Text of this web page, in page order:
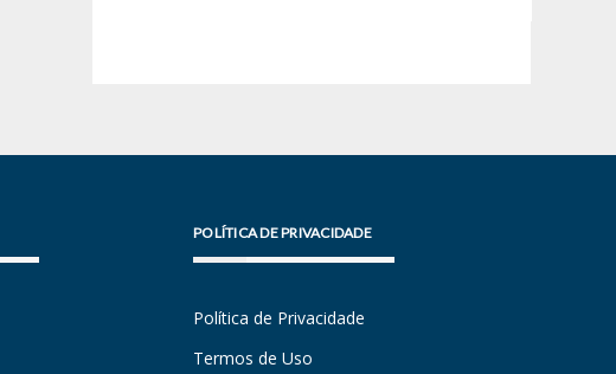
POLÍTICA DE PRIVACIDADE
Política de Privacidade
Termos de Uso